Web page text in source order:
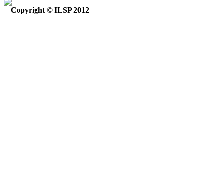
Copyright © ILSP 2012